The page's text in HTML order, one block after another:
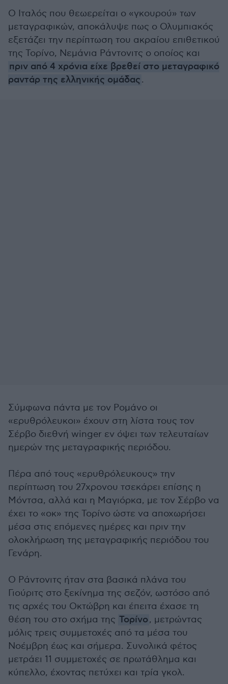
Ο Ιταλός που θεωερείται ο «γκουρού» των
μεταγραφικών, αποκάλυψε πως ο Ολυμπιακός
εξετάζει την περίπτωση του ακραίου επιθετικού
της Τορίνο, Νεμάνια Ράντονιτς ο οποίος και
πριν από 4 χρόνια είχε βρεθεί στο μεταγραφικό
ραντάρ της ελληνικής ομάδας.
Σύμφωνα πάντα με τον Ρομάνο οι
«ερυθρόλευκοι» έχουν στη λίστα τους τον
Σέρβο διεθνή winger εν όψει των τελευταίων
ημερών της μεταγραφικής περιόδου.
Πέρα από τους «ερυθρόλευκους» την
περίπτωση του 27χρονου τσεκάρει επίσης η
Μόντσα, αλλά και η Μαγιόρκα, με τον Σέρβο να
έχει το «οκ» της Τορίνο ώστε να αποχωρήσει
μέσα στις επόμενες ημέρες και πριν την
ολοκλήρωση της μεταγραφικής περιόδου του
Γενάρη.
Ο Ράντονιτς ήταν στα βασικά πλάνα του
Γιούριτς στο ξεκίνημα της σεζόν, ωστόσο από
τις αρχές του Οκτώβρη και έπειτα έχασε τη
θέση του στο σχήμα της Τορίνο, μετρώντας
μόλις τρεις συμμετοχές από τα μέσα του
Νοέμβρη έως και σήμερα. Συνολικά φέτος
μετράει 11 συμμετοχές σε πρωτάθλημα και
κύπελλο, έχοντας πετύχει και τρία γκολ.